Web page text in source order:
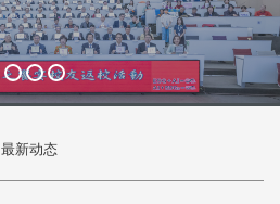
最新动态